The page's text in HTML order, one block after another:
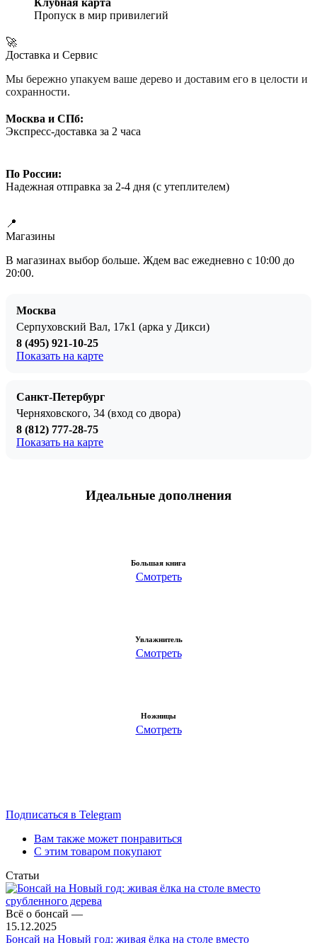
Клубная карта
Пропуск в мир привилегий
🚀
Доставка и Сервис
Мы бережно упакуем ваше дерево и доставим его в целости и
сохранности.
Москва и СПб:
Экспресс-доставка за 2 часа
По России:
Надежная отправка за 2-4 дня (с утеплителем)
📍
Магазины
В магазинах выбор больше. Ждем вас ежедневно с 10:00 до
20:00.
Москва
Серпуховский Вал, 17к1 (арка у Дикси)
8 (495) 921-10-25
Показать на карте
Санкт-Петербург
Черняховского, 34 (вход со двора)
8 (812) 777-28-75
Показать на карте
Идеальные дополнения
Большая книга
Смотреть
Увлажнитель
Смотреть
Ножницы
Смотреть
Подписаться в Telegram
Вам также может понравиться
С этим товаром покупают
Статьи
Всё о бонсай —
15.12.2025
Бонсай на Новый год: живая ёлка на столе вместо